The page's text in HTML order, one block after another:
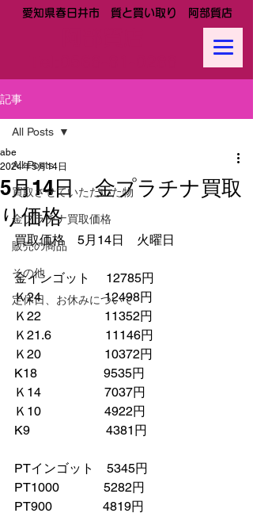
愛知県春日井市 質と買い取り 阿部質店
記事
All Posts
買取させていただいた物
金プラチナ買取価格
販売の商品
その他
定休日、お休みについて
All Posts
5月14日 金プラチナ買取
り価格
abe
2024年5月14日
買取価格　5月14日　火曜日
金インゴット　 12785円
Ｋ24　　　　　12498円
Ｋ22　　　　　11352円
Ｋ21.6　　　　 11146円
Ｋ20　　　　　10372円
K18　　　　　 9535円
Ｋ14　　　　　7037円
Ｋ10　　　　　4922円
K9　　　　　　4381円
PTインゴット　5345円
PT1000　　　  5282円
PT900　　　　4819円